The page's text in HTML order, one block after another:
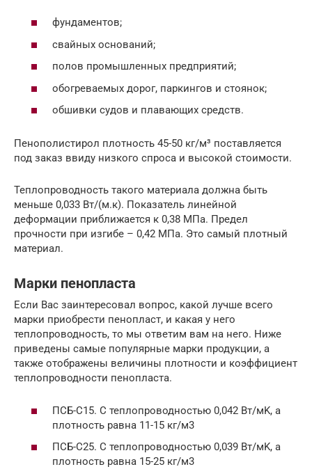
фундаментов;
свайных оснований;
полов промышленных предприятий;
обогреваемых дорог, паркингов и стоянок;
обшивки судов и плавающих средств.
Пенополистирол плотность 45-50 кг/м³ поставляется
под заказ ввиду низкого спроса и высокой стоимости.
Теплопроводность такого материала должна быть
меньше 0,033 Вт/(м.к). Показатель линейной
деформации приближается к 0,38 МПа. Предел
прочности при изгибе – 0,42 МПа. Это самый плотный
материал.
Марки пенопласта
Если Вас заинтересовал вопрос, какой лучше всего
марки приобрести пенопласт, и какая у него
теплопроводность, то мы ответим вам на него. Ниже
приведены самые популярные марки продукции, а
также отображены величины плотности и коэффициент
теплопроводности пенопласта.
ПCБ-C15. С теплопроводностью 0,042 Вт/мK, а
плотность равна 11-15 кг/м3
ПCБ-C25. С теплопроводностью 0,039 Вт/мK, а
плотность равна 15-25 кг/м3